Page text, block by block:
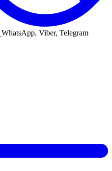
WhatsApp, Viber, Telegram